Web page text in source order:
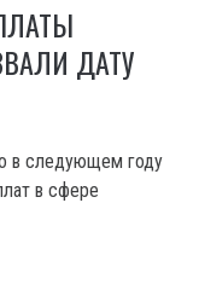
ДАТУ
в следующем году
в сфере